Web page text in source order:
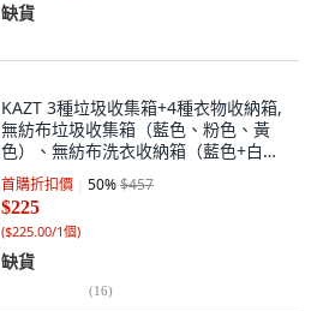
缺貨
KAZT 3種垃圾收集箱+4種衣物收納箱,
無紡布垃圾收集箱（藍色、粉色、黃
色）、無紡布洗衣收納箱（藍色+白
色）, 1套
首購折扣價 50%$457
$225
($225.00/1個)
缺貨
(16)